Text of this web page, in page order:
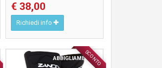
€ 38,00
Richiedi info
SCONTO
ABBIGLIAMENTO